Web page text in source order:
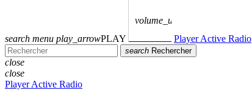
search menu play_arrowPLAY
volume_up
Player Active Radio
search Rechercher
close
close
Player Active Radio